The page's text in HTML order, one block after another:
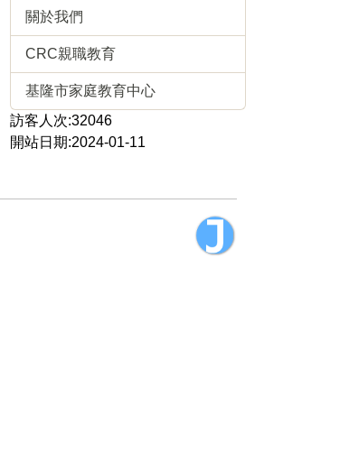
關於我們
CRC親職教育
基隆市家庭教育中心
訪客人次:32046
開站日期:2024-01-11